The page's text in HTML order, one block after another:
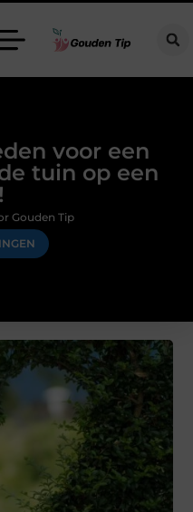
voor een
tuin op een
Gouden Tip